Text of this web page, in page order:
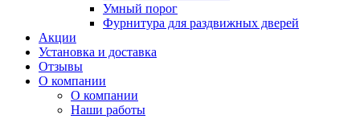
Умный порог
Фурнитура для раздвижных дверей
Акции
Установка и доставка
Отзывы
О компании
О компании
Наши работы